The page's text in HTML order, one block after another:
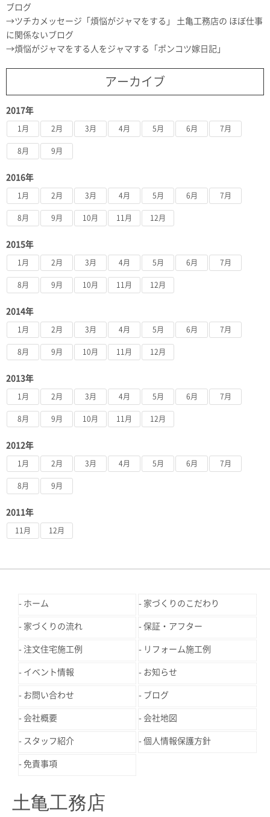
ブログ
ツチカメッセージ「煩悩がジャマをする」 土亀工務店の ほぼ仕事
に関係ないブログ
煩悩がジャマをする人をジャマする「ポンコツ嫁日記」
アーカイブ
2017年
1月 2月 3月 4月 5月 6月 7月
8月 9月
2016年
1月 2月 3月 4月 5月 6月 7月
8月 9月 10月 11月 12月
2015年
1月 2月 3月 4月 5月 6月 7月
8月 9月 10月 11月 12月
2014年
1月 2月 3月 4月 5月 6月 7月
8月 9月 10月 11月 12月
2013年
1月 2月 3月 4月 5月 6月 7月
8月 9月 10月 11月 12月
2012年
1月 2月 3月 4月 5月 6月 7月
8月 9月
2011年
11月 12月
ホーム 家づくりのこだわり
家づくりの流れ 保証・アフター
注文住宅施工例 リフォーム施工例
イベント情報 お知らせ
お問い合わせ ブログ
会社概要 会社地図
スタッフ紹介 個人情報保護方針
免責事項
土亀工務店